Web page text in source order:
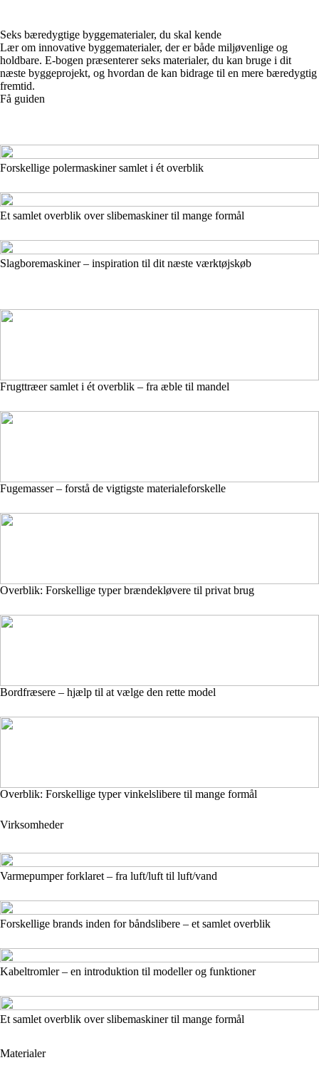
Seks bæredygtige byggematerialer, du skal kende
Lær om innovative byggematerialer, der er både miljøvenlige og
holdbare. E-bogen præsenterer seks materialer, du kan bruge i dit
næste byggeprojekt, og hvordan de kan bidrage til en mere bæredygtig
fremtid.
Få guiden
Forskellige polermaskiner samlet i ét overblik
Et samlet overblik over slibemaskiner til mange formål
Slagboremaskiner – inspiration til dit næste værktøjskøb
Frugttræer samlet i ét overblik – fra æble til mandel
Fugemasser – forstå de vigtigste materialeforskelle
Overblik: Forskellige typer brændekløvere til privat brug
Bordfræsere – hjælp til at vælge den rette model
Overblik: Forskellige typer vinkelslibere til mange formål
Virksomheder
Varmepumper forklaret – fra luft/luft til luft/vand
Forskellige brands inden for båndslibere – et samlet overblik
Kabeltromler – en introduktion til modeller og funktioner
Et samlet overblik over slibemaskiner til mange formål
Materialer